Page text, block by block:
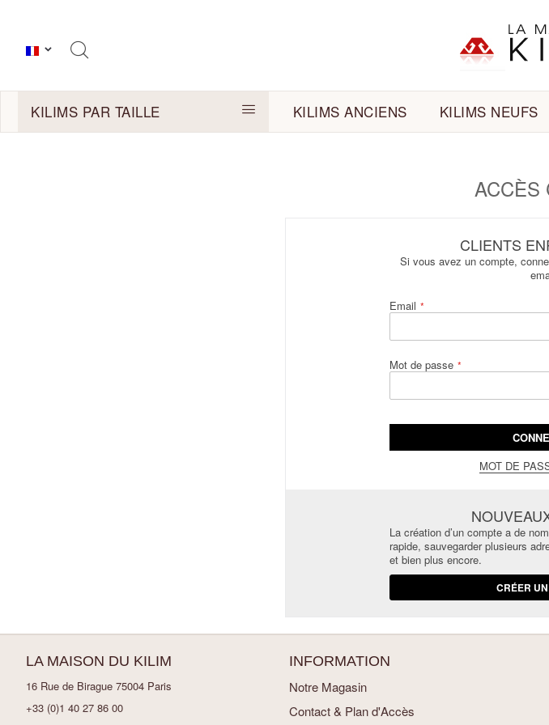
KILIMS PAR TAILLE KILIMS ANCIENS KILIMS NEUFS
ACCÈS
CLIENTS
Si vous avez un compte,
Email
Mot de passe
MOT DE
La création d’un compte a de
rapide, sauvegarder plusieurs
et bien plus encore.
CRÉER
LA MAISON DU KILIM
16 Rue de Birague 75004 Paris
+33 (0)1 40 27 86 00
INFORMATION
Notre Magasin
Contact & Plan d'Accès